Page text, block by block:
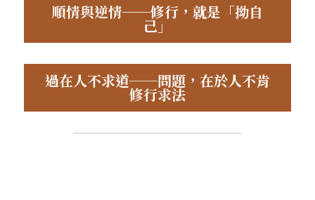
順情與逆情──修行，就是「拗自
己」
過在人不求道──問題，在於人不肯
修行求法